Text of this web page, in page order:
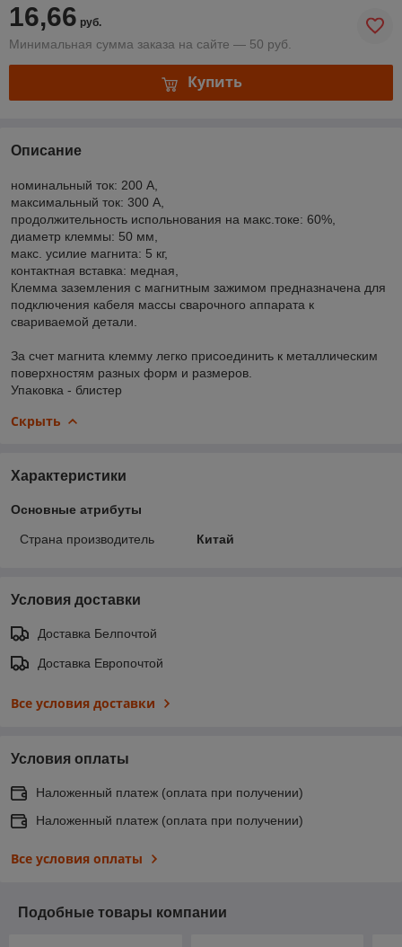
16,66 руб.
Минимальная сумма заказа на сайте — 50 руб.
Купить
Описание
номинальный ток: 200 А,
максимальный ток: 300 А,
продолжительность испольнования на макс.токе: 60%,
диаметр клеммы: 50 мм,
макс. усилие магнита: 5 кг,
контактная вставка: медная,
Клемма заземления с магнитным зажимом предназначена для
подключения кабеля массы сварочного аппарата к
свариваемой детали.
За счет магнита клемму легко присоединить к металлическим
поверхностям разных форм и размеров.
Упаковка - блистер
Скрыть
Характеристики
Основные атрибуты
Страна производитель Китай
Условия доставки
Доставка Белпочтой
Доставка Европочтой
Все условия доставки
Условия оплаты
Наложенный платеж (оплата при получении)
Наложенный платеж (оплата при получении)
Все условия оплаты
Подобные товары компании